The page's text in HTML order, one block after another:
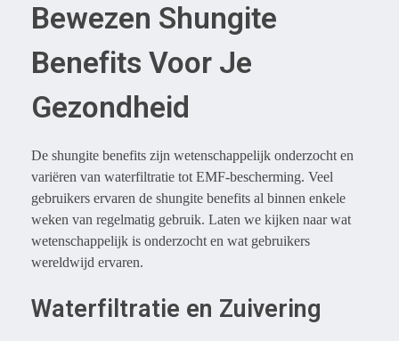
Bewezen Shungite
Benefits Voor Je
Gezondheid
De shungite benefits zijn wetenschappelijk onderzocht en
variëren van waterfiltratie tot EMF-bescherming. Veel
gebruikers ervaren de shungite benefits al binnen enkele
weken van regelmatig gebruik. Laten we kijken naar wat
wetenschappelijk is onderzocht en wat gebruikers
wereldwijd ervaren.
Waterfiltratie en Zuivering